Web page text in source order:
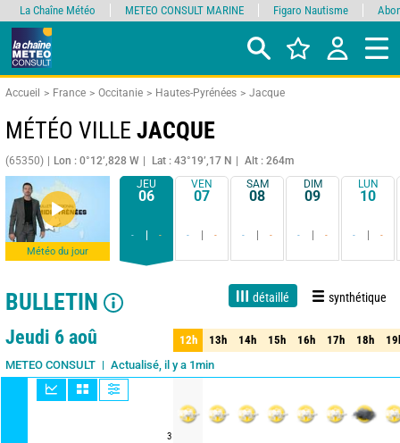
Accueil France Occitanie Hautes-Pyrénées Jacque
MÉTÉO VILLE JACQUE
(65350) Lon : 0°12’,828 W Lat : 43°19’,17 N Alt : 264m
Météo du jour
JEU
06
- -
VEN
07
- -
SAM
08
- -
DIM
09
- -
LUN
10
- -
BULLETIN détaillé synthétique
Live 1 jour 3 jours 15 jours Fiabilité 70%
Jeudi 6 aoû
METEO CONSULT Actualisé, il y a 1min
3
12h 13h 14h 15h 16h 17h 18h
12h 13h 14h 15h 16h 17h 18h
La Chaîne Météo METEO CONSULT MARINE Figaro Nautisme